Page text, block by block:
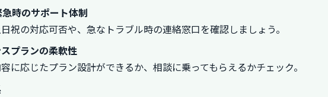
時のサポート体制
祝の対応可否や、急なトラブル時の連絡窓口を確認しましょう。
プランの柔軟性
に応じたプラン設計ができるか、相談に乗ってもらえるかチェック。